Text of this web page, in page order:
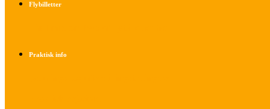
Flybilletter
Praktisk info